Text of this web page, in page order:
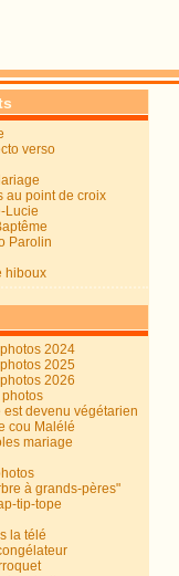
verso
au point de croix
Lucie
Parolin
hiboux
2024
2025
2026
photos
est devenu végétarien
cou Malélé
mariage
à grands-pères"
tip-tope
la télé